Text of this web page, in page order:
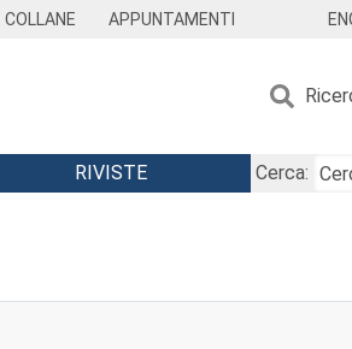
COLLANE APPUNTAMENTI
RIVISTE
Cerca: